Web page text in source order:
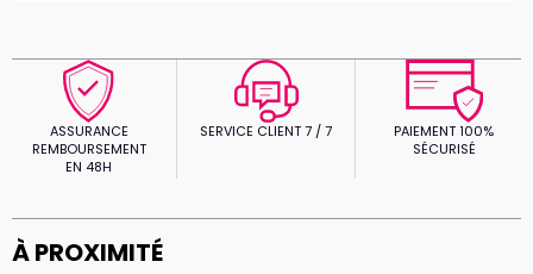
ASSURANCE
REMBOURSEMENT
EN 48H
SERVICE CLIENT 7 / 7
PAIEMENT 100%
SÉCURISÉ
À PROXIMITÉ